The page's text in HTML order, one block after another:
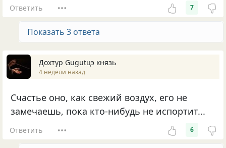
Ответить 7
Показать 3 ответа
Дохтур Gugutцэ князь
4 недели назад
Счастье оно, как свежий воздух, его не
замечаешь, пока кто-нибудь не испортит...
Ответить 6